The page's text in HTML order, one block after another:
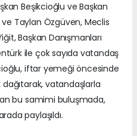
Beşikcioğlu ve Başkan
ve Taylan Özgüven, Meclis
Başkan Danışmanları
ile çok sayıda vatandaş
iftar yemeği öncesinde
vatandaşlarla
bu samimi buluşmada,
paylaşıldı.